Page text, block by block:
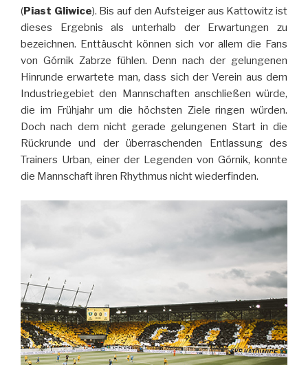
(Piast Gliwice). Bis auf den Aufsteiger aus Kattowitz ist
dieses Ergebnis als unterhalb der Erwartungen zu
bezeichnen. Enttäuscht können sich vor allem die Fans
von Górnik Zabrze fühlen. Denn nach der gelungenen
Hinrunde erwartete man, dass sich der Verein aus dem
Industriegebiet den Mannschaften anschließen würde,
die im Frühjahr um die höchsten Ziele ringen würden.
Doch nach dem nicht gerade gelungenen Start in die
Rückrunde und der überraschenden Entlassung des
Trainers Urban, einer der Legenden von Górnik, konnte
die Mannschaft ihren Rhythmus nicht wiederfinden.